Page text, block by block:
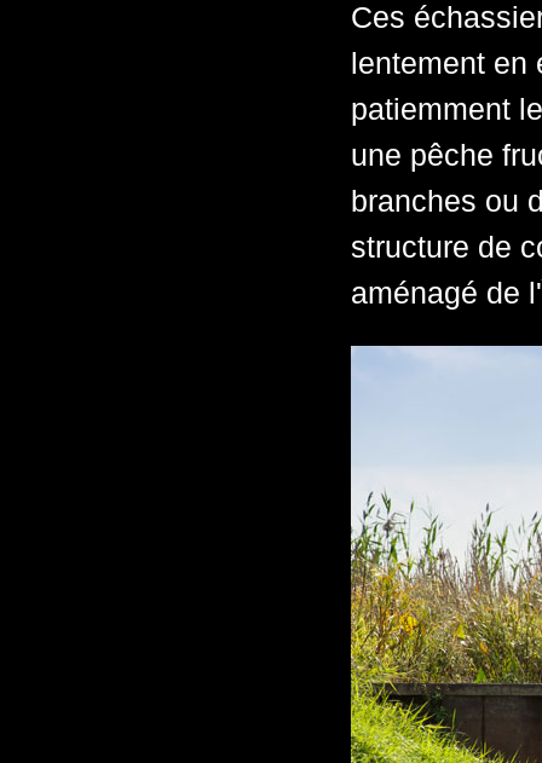
Ces
lentement
patiemment
une pêche
branches ou
structure de
aménagé de